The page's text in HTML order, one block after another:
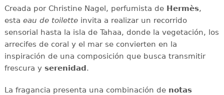
Creada por Christine Nagel, perfumista de Hermès,
esta eau de toiletteinvita a realizar un recorrido
sensorial hasta la isla de Tahaa, donde la vegetación, los
arrecifes de coral y el mar se convierten en la
inspiración de una composición que busca transmitir
frescura y serenidad.
La fragancia presenta una combinación de notas